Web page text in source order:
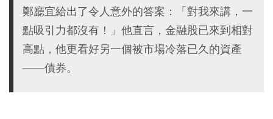
鄭廳宜給出了令人意外的答案：「對我來講，一
點吸引力都沒有！」他直言，金融股已來到相對
高點，他更看好另一個被市場冷落已久的資產
——債券。